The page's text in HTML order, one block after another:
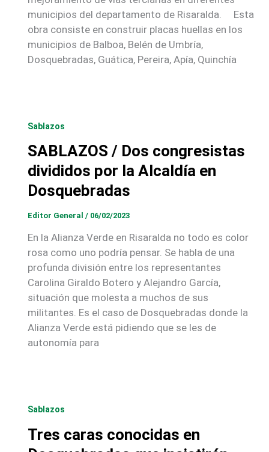
municipios del departamento de Risaralda. Esta
obra consiste en construir placas huellas en los
municipios de Balboa, Belén de Umbría,
Dosquebradas, Guática, Pereira, Apía, Quinchía
Sablazos
SABLAZOS / Dos congresistas
divididos por la Alcaldía en
Dosquebradas
Editor General / 06/02/2023
En la Alianza Verde en Risaralda no todo es color
rosa como uno podría pensar. Se habla de una
profunda división entre los representantes
Carolina Giraldo Botero y Alejandro García,
situación que molesta a muchos de sus
militantes. Es el caso de Dosquebradas donde la
Alianza Verde está pidiendo que se les de
autonomía para
Sablazos
Tres caras conocidas en